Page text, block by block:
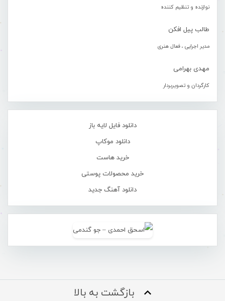
نوازنده و تنظیم کننده
طالب پیل افکن
مدیر اجرایی ، فعال هنری
مهدی بهرامی
کارگردان و تصویربردار
دانلود فایل لایه باز
دانلود موکاپ
خرید هاست
خرید محصولات پوستی
دانلود آهنگ جدید
بازگشت به بالا